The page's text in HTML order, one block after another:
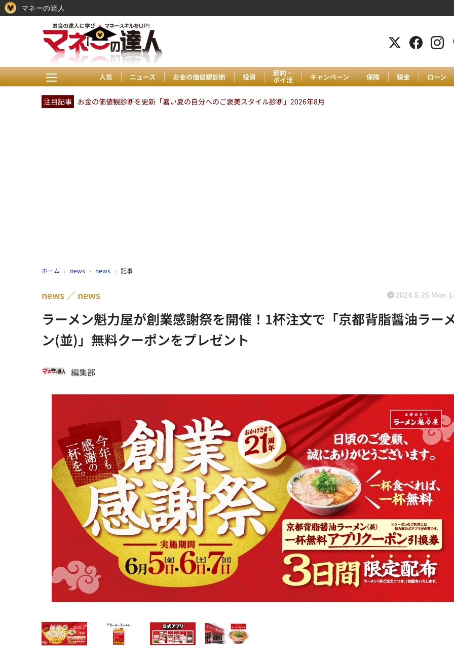
人気 ニュース お金の価値観診断 投資 節約・
ポイ活 キャンペーン 保険 税金 ローン
注目記事 お金の価値観診断を更新「暑い夏の自分へのご褒美スタイル診断」2026年8月
ホーム › news › news › 記事
ラーメン魁力屋が創業感謝祭を開催！1杯注文で「京都背脂醤油ラー
ン(並)」無料クーポンをプレゼント
news news 2026.5.25 Mon
編集部
マネーの達人